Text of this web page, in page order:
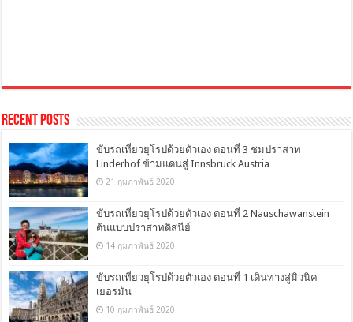
Recent Posts
ขับรถเที่ยวยุโรปด้วยตัวเอง ตอนที่ 3 ชมปราสาท
Linderhof ข้ามแดนสู่ Innsbruck Austria
21 กุมภาพันธ์ 2020
ขับรถเที่ยวยุโรปด้วยตัวเอง ตอนที่ 2 Nauschawanstein
ต้นแบบปราสาทดิสนีย์
14 กุมภาพันธ์ 2020
ขับรถเที่ยวยุโรปด้วยตัวเอง ตอนที่ 1 เดินทางสู่มิวนิค
เยอรมัน
10 กุมภาพันธ์ 2020